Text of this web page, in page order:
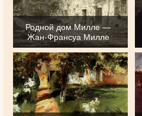
Родной дом Милле —
Жан-Франсуа Милле